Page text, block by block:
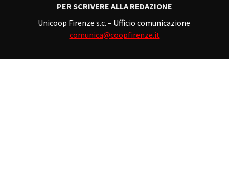
PER SCRIVERE ALLA REDAZIONE
Unicoop Firenze s.c. – Ufficio comunicazione
comunica@coopfirenze.it